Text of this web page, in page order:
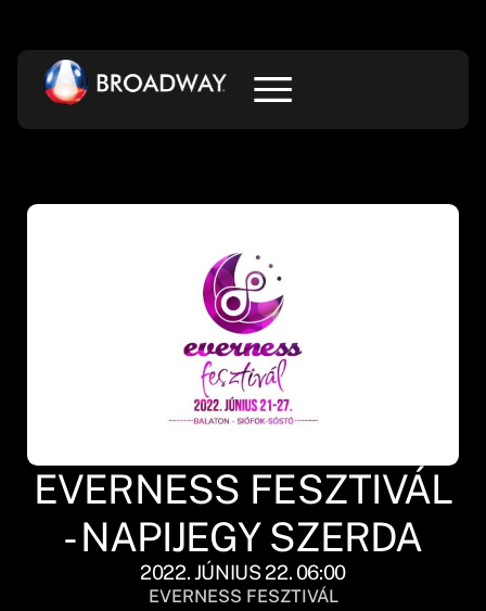
EVERNESS FESZTIVÁL
- NAPIJEGY SZERDA
2022. JÚNIUS 22. 06:00
EVERNESS FESZTIVÁL